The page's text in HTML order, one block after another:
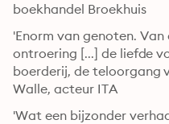
boekhandel Broekhuis
'Enorm van genoten.
ontroering [...] de liefde
boerderij, de teloorgang
Walle, acteur ITA
'Wat een bijzonder